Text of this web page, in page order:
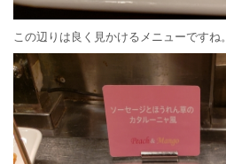
この辺りは良く見かけるメニューですね。